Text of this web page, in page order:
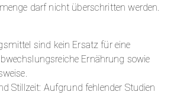
darf nicht überschritten werden.
sind kein Ersatz für eine
Ernährung sowie
Stillzeit: Aufgrund fehlender Studien